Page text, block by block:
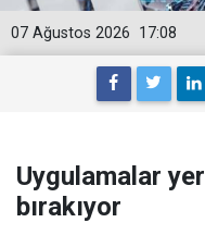
17:08
07 Ağustos 2026
Uygulamalar
bırakıyor